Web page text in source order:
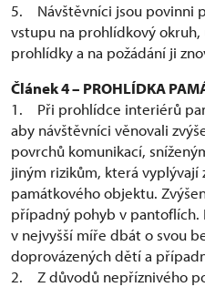
5. Návštěvníci jsou povinni
vstupu na prohlídkový
prohlídky a na požádání ji
Článek 4 – PROHLÍDKA
1. Při prohlídce interiérů
aby návštěvníci věnovali
povrchů komunikací,
jiným rizikům, která
památkového objektu.
případný pohyb v pantoflích.
v nejvyšší míře dbát o svou
doprovázených dětí a
2. Z důvodů nepříznivého